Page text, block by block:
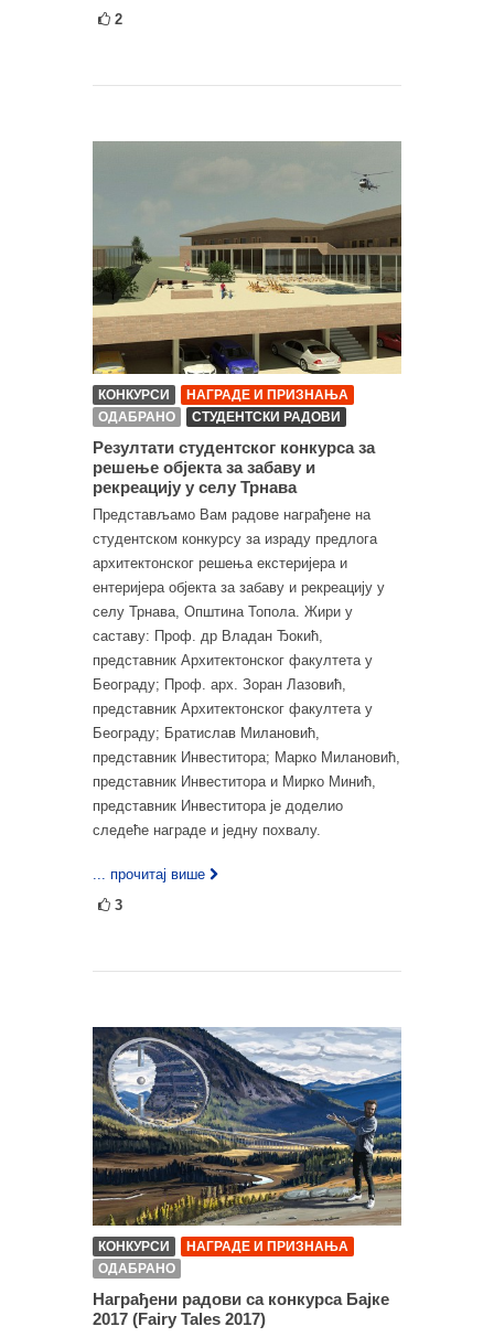
2
КОНКУРСИ
НАГРАДЕ И ПРИЗНАЊА
ОДАБРАНО
СТУДЕНТСКИ РАДОВИ
Резултати студентског конкурса за
решење објекта за забаву и
рекреацију у селу Трнава
Представљамо Вам радове награђене на
студентском конкурсу за израду предлога
архитектонског решења екстеријера и
ентеријера објекта за забаву и рекреацију у
селу Трнава, Општина Топола. Жири у
саставу: Проф. др Владан Ђокић,
представник Архитектонског факултета у
Београду; Проф. арх. Зоран Лазовић,
представник Архитектонског факултета у
Београду; Братислав Милановић,
представник Инвеститора; Марко Милановић,
представник Инвеститора и Мирко Минић,
представник Инвеститора је доделио
следеће награде и једну похвалу.
... прочитај више
3
КОНКУРСИ
НАГРАДЕ И ПРИЗНАЊА
ОДАБРАНО
Награђени радови са конкурса Бајке
2017 (Fairy Tales 2017)